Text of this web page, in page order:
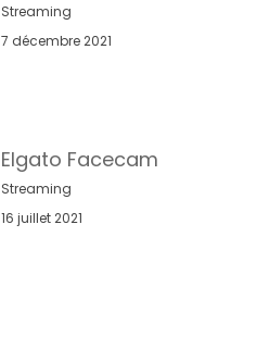
Streaming
7 décembre 2021
Elgato Facecam
Streaming
16 juillet 2021